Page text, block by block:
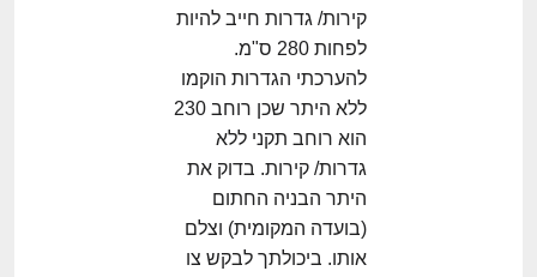
קירות/ גדרות חייב להיות
לפחות 280 ס"מ.
להערכתי הגדרות הוקמו
ללא היתר שכן רוחב 230
הוא רוחב תקני ללא
גדרות/ קירות. בדוק את
היתר הבניה החתום
(בועדה המקומית) וצלם
אותו. ביכולתך לבקש צו